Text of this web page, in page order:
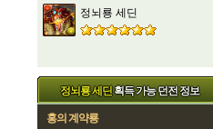
정뇌룡 세딘
정뇌룡 세딘획득 가능 던전 정보
홍의 계약룡